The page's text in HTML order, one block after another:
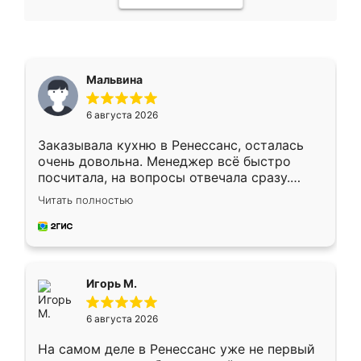
Мальвина
6 августа 2026
Заказывала кухню в Ренессанс, осталась
очень довольна. Менеджер всё быстро
посчитала, на вопросы отвечала сразу.
Замерщик приехал в субботу, подошёл к
делу со всей ответственностью. Собрали
за день, ребята работали аккуратно, даже
Читать полностью
Игорь М.
6 августа 2026
На самом деле в Ренессанс уже не первый